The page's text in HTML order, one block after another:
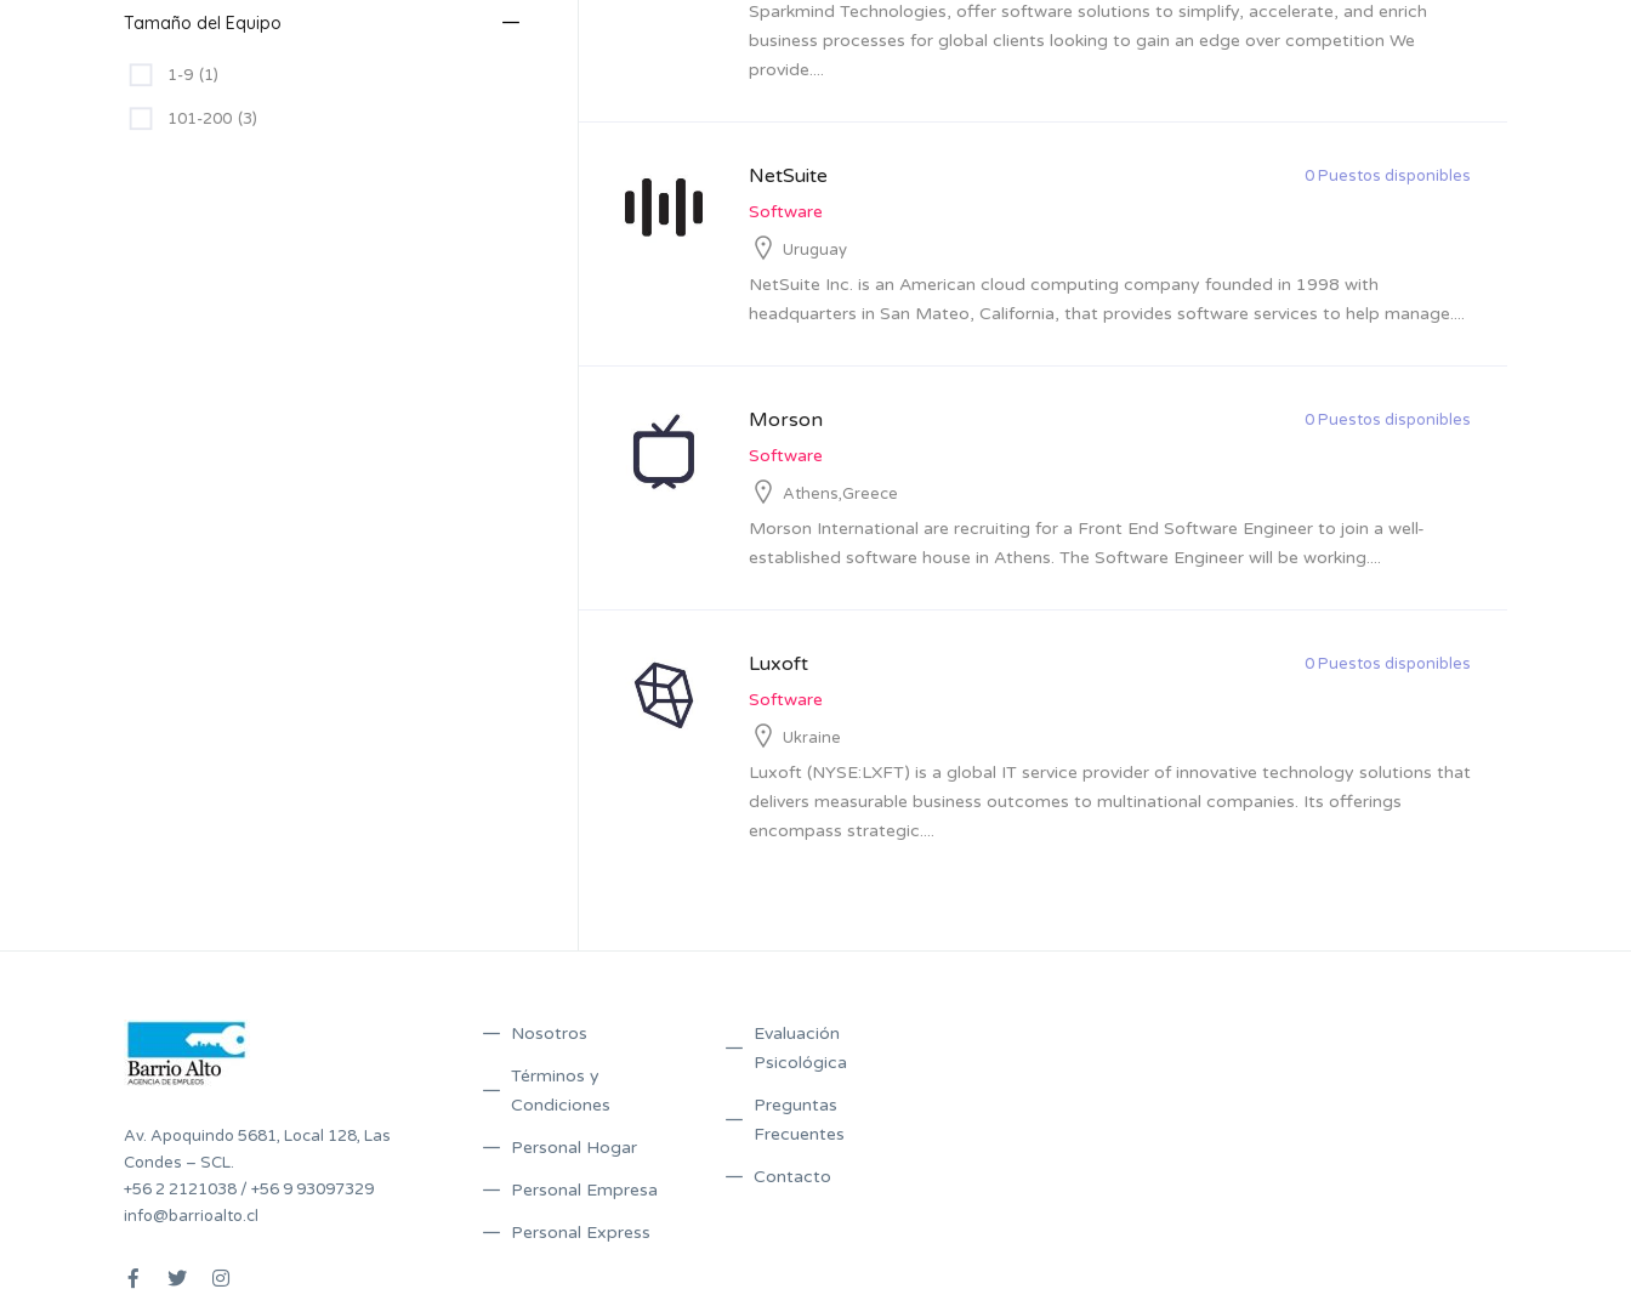
Sparkmind Technologies, offer software solutions to simplify, accelerate, and enrich
business processes for global clients looking to gain an edge over competition We
provide....
NetSuite 0 Puestos disponibles
Software
Uruguay
NetSuite Inc. is an American cloud computing company founded in 1998 with
headquarters in San Mateo, California, that provides software services to help manage....
Morson 0 Puestos disponibles
Software
Athens,Greece
Morson International are recruiting for a Front End Software Engineer to join a well-
established software house in Athens. The Software Engineer will be working....
Luxoft 0 Puestos disponibles
Software
Ukraine
Luxoft (NYSE:LXFT) is a global IT service provider of innovative technology solutions that
delivers measurable business outcomes to multinational companies. Its offerings
encompass strategic....
Tamaño del Equipo
1-9 (1)
101-200 (3)
Av. Apoquindo 5681, Local 128, Las
Condes – SCL.
+56 2 2121038 / +56 9 93097329
info@barrioalto.cl
Nosotros
Términos y
Condiciones
Personal Hogar
Personal Empresa
Personal Express
Evaluación
Psicológica
Preguntas
Frecuentes
Contacto